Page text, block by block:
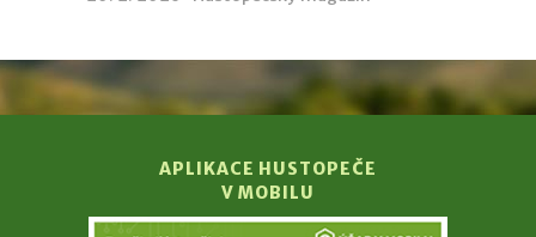
APLIKACE HUSTOPEČE
V MOBILU